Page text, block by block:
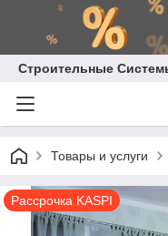
Строительные
Товары и услуги
Рассрочка KASPI